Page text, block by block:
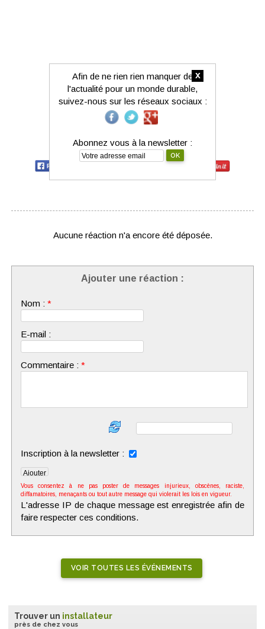
Partagez-le avec votre réseau :
Aucune réaction n'a encore été déposée.
Ajouter une réaction :
Nom : *
E-mail :
Commentaire : *
Inscription à la newsletter :
Vous consentez à ne pas poster de messages injurieux, obscènes, raciste,
diffamatoires, menaçants ou tout autre message qui violerait les lois en vigueur.
L'adresse IP de chaque message est enregistrée afin de
faire respecter ces conditions.
VOIR TOUTES LES ÉVÉNEMENTS
Trouver un installateur
près de chez vous
x
Afin de ne rien rien manquer de
l'actualité pour un monde durable,
suivez-nous sur les réseaux sociaux :
Abonnez vous à la newsletter :